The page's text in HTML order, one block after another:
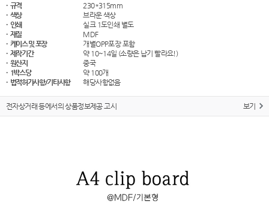
· 규격
230*315mm
· 색상
브라운 색상
· 인쇄
실크 1도인쇄 별도
· 재질
MDF
· 케이스 및 포장
개별OPP포장 포함
· 제작기간
약 10~14일 (소량은 납기 빨라요!)
· 원산지
중국
· 1박스당
약 100개
· 법적허가사항/기타사항
해당사항없음
전자상거래 등에서의 상품정보제공 고시 보기